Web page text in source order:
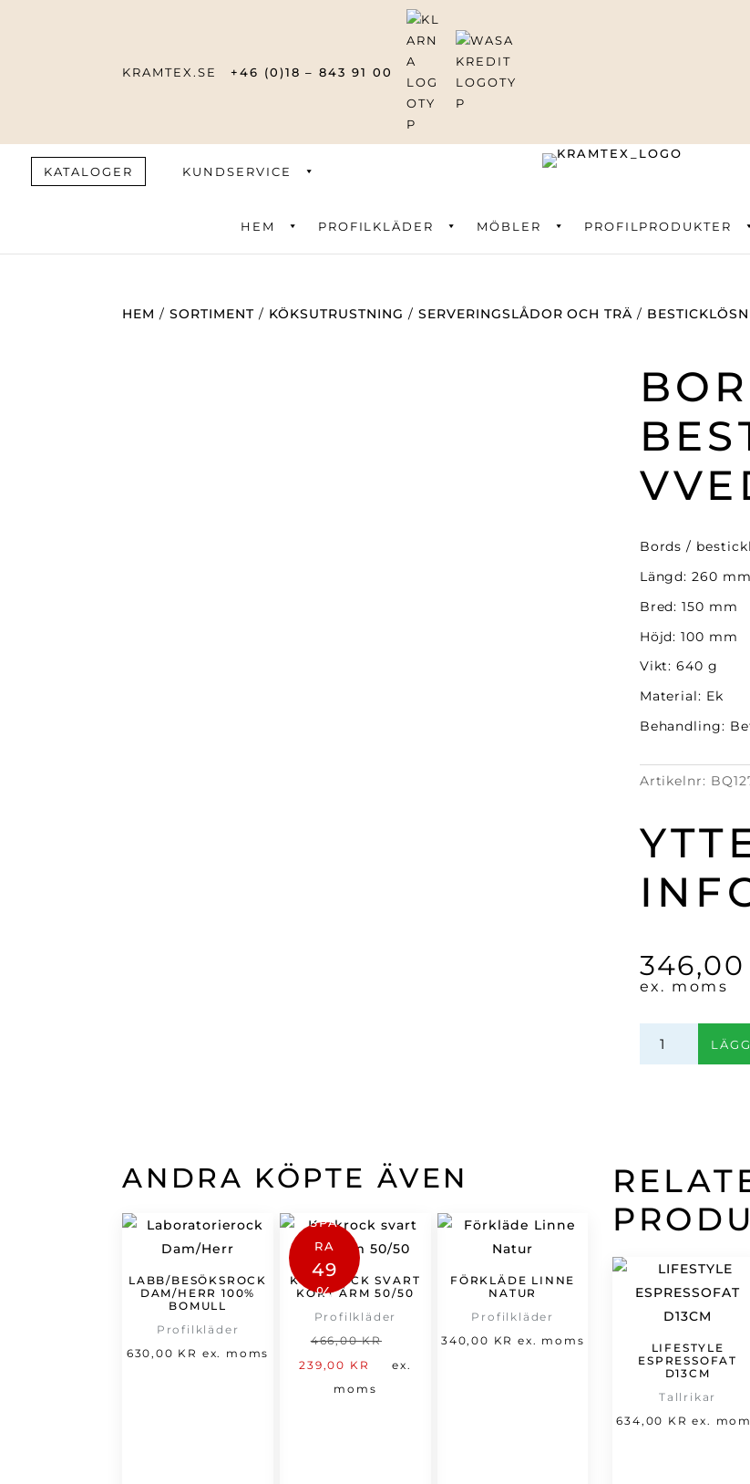
KRAMTEX.SE +46 (0)18 – 843 91 00
KATALOGER KUNDSERVICE
HEM PROFILKLÄDER MÖBLER PROFILPRODUKTER
Produktsökning
HEM /SORTIMENT / KÖKSUTRUSTNING / SERVERINGSLÅDOR OCH TRÄ /
Bords /
Längd: 260 mm
Bred: 150 mm
Höjd: 100 mm
Vikt: 640 g
Material: Ek
Behandling:
Artikelnr:
346,00
ex. moms
ANDRA KÖPTE ÄVEN
LABB/BESÖKSROCK
DAM/HERR 100%
BOMULL
Profilkläder
630,00 KR ex. moms
SPA
RA
49
%
KOCKROCK SVART
KORT ÄRM 50/50
Profilkläder
466,00KR
ursprungliga
239,00 KR
Det
ex.
moms
FÖRKLÄDE LINNE
NATUR
Profilkläder
340,00 KR ex. moms
LIFESTYLE
ESPRESSOFAT
D13CM
Tallrikar
634,00 KR ex.